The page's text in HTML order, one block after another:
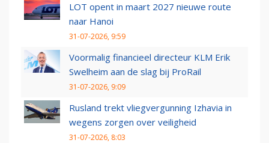
LOT opent in maart 2027 nieuwe route
naar Hanoi
31-07-2026, 9:59
Voormalig financieel directeur KLM Erik
Swelheim aan de slag bij ProRail
31-07-2026, 9:09
Rusland trekt vliegvergunning Izhavia in
wegens zorgen over veiligheid
31-07-2026, 8:03